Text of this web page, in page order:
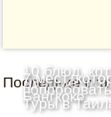
Последние
Лучшие
10 блюд,
7 мест,
Бангкоке
Туры в